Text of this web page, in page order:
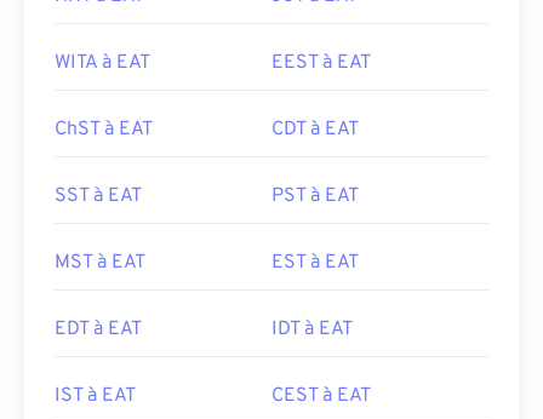
WITA à EAT EEST à EAT
ChST à EAT CDT à EAT
SST à EAT PST à EAT
MST à EAT EST à EAT
EDT à EAT IDT à EAT
IST à EAT CEST à EAT